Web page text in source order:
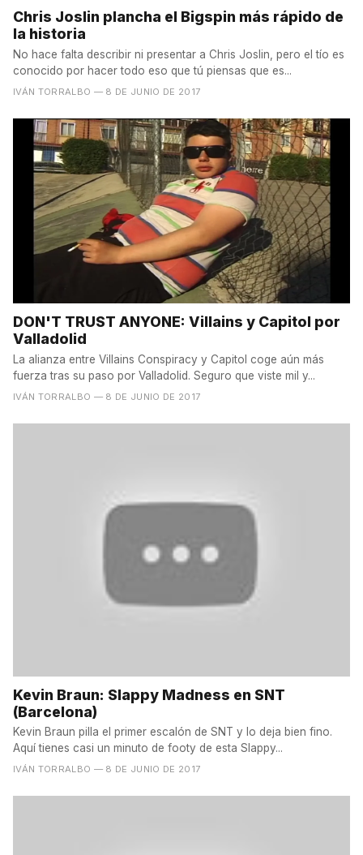
Chris Joslin plancha el Bigspin más rápido de
la historia
No hace falta describir ni presentar a Chris Joslin, pero el tío es
conocido por hacer todo eso que tú piensas que es...
IVÁN TORRALBO — 8 DE JUNIO DE 2017
DON'T TRUST ANYONE: Villains y Capitol por
Valladolid
La alianza entre Villains Conspiracy y Capitol coge aún más
fuerza tras su paso por Valladolid. Seguro que viste mil y...
IVÁN TORRALBO — 8 DE JUNIO DE 2017
Kevin Braun: Slappy Madness en SNT
(Barcelona)
Kevin Braun pilla el primer escalón de SNT y lo deja bien fino.
Aquí tienes casi un minuto de footy de esta Slappy...
IVÁN TORRALBO — 8 DE JUNIO DE 2017